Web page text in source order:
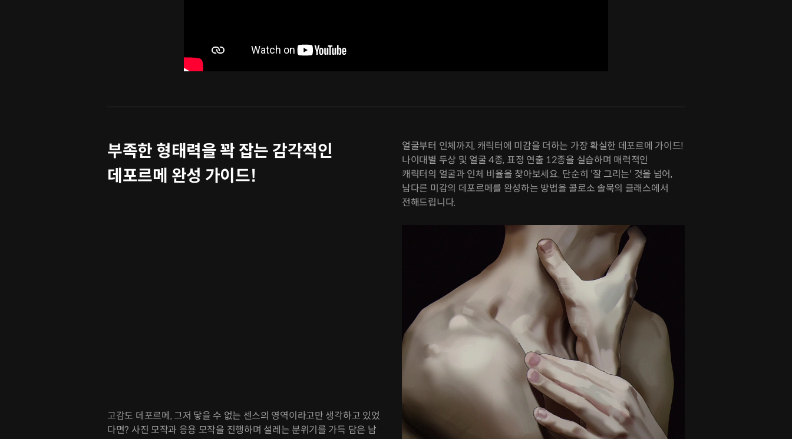
부족한 형태력을 꽉 잡는 감각적인
데포르메 완성 가이드!
얼굴부터 인체까지, 캐릭터에 미감을 더하는 가장 확실한 데포르메 가이드!
나이대별 두상 및 얼굴 4종, 표정 연출 12종을 실습하며 매력적인
캐릭터의 얼굴과 인체 비율을 찾아보세요. 단순히 '잘 그리는' 것을 넘어,
남다른 미감의 데포르메를 완성하는 방법을 콜로소 솔묵의 클래스에서
전해드립니다.
고감도 데포르메, 그저 닿을 수 없는 센스의 영역이라고만 생각하고 있었
다면? 사진 모작과 응용 모작을 진행하며 설레는 분위기를 가득 담은 남